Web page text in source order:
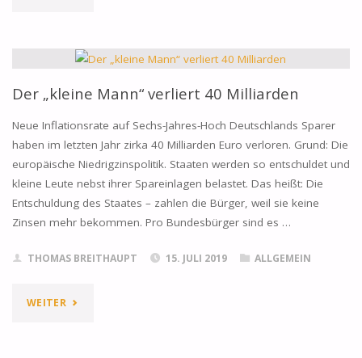
UWE
STARKE:
WARUM
SIE
GERADE
JETZT
Der „kleine Mann“ verliert 40 Milliarden
Neue Inflationsrate auf Sechs-Jahres-Hoch Deutschlands Sparer
haben im letzten Jahr zirka 40 Milliarden Euro verloren. Grund: Die
europäische Niedrigzinspolitik. Staaten werden so entschuldet und
kleine Leute nebst ihrer Spareinlagen belastet. Das heißt: Die
Entschuldung des Staates – zahlen die Bürger, weil sie keine
Zinsen mehr bekommen. Pro Bundesbürger sind es …
THOMAS BREITHAUPT 15. JULI 2019 ALLGEMEIN
WEITER"DER